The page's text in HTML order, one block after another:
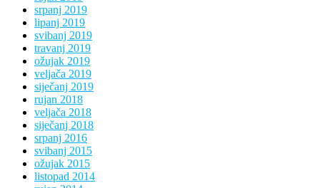
srpanj 2019
lipanj 2019
svibanj 2019
travanj 2019
ožujak 2019
veljača 2019
siječanj 2019
rujan 2018
veljača 2018
siječanj 2018
srpanj 2016
svibanj 2015
ožujak 2015
listopad 2014